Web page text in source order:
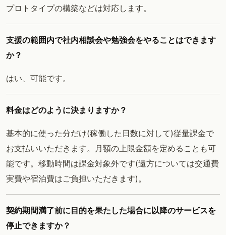
プロトタイプの構築などは対応します。
支援の範囲内で社内相談会や勉強会をやることはできます
か？
はい、可能です。
料金はどのように決まりますか？
基本的に使った分だけ(稼働した日数に対して)従量課金で
お支払いいただきます。月額の上限金額を定めることも可
能です。移動時間は課金対象外です(遠方については交通費
実費や宿泊費はご負担いただきます)。
契約期間満了前に目的を果たした場合に以降のサービスを
停止できますか？